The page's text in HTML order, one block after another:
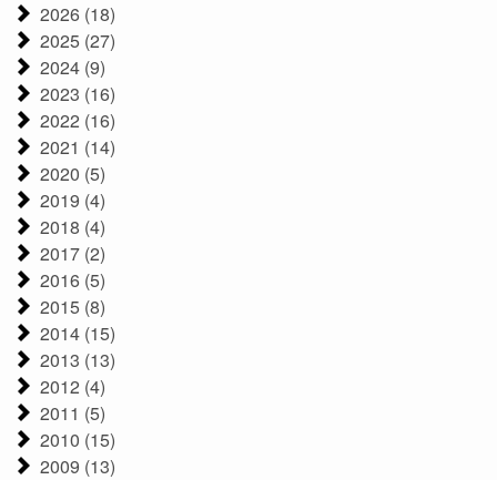
2026 (18)
2025 (27)
2024 (9)
2023 (16)
2022 (16)
2021 (14)
2020 (5)
2019 (4)
2018 (4)
2017 (2)
2016 (5)
2015 (8)
2014 (15)
2013 (13)
2012 (4)
2011 (5)
2010 (15)
2009 (13)